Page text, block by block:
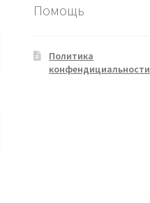
Помощь
Политика
конфендициальности